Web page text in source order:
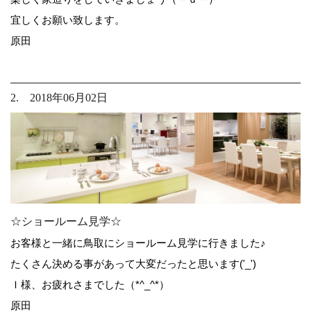
宜しくお願い致します。
原田
2. 2018年06月02日
☆ショールーム見学☆
お客様と一緒に鳥取にショールーム見学に行きました♪
たくさん決める事があって大変だったと思います('_')
Ｉ様、お疲れさまでした（*^_^*）
原田